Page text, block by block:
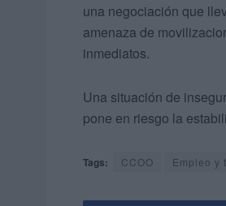
una negociación que
amenaza de
inmediatos.
Una situación de
pone en riesgo la
Tags: CCOO Empleo y